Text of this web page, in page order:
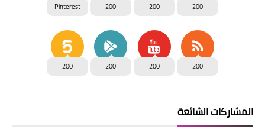
200
200
200
Pinterest
200
200
200
200
المشاركات الشائعة